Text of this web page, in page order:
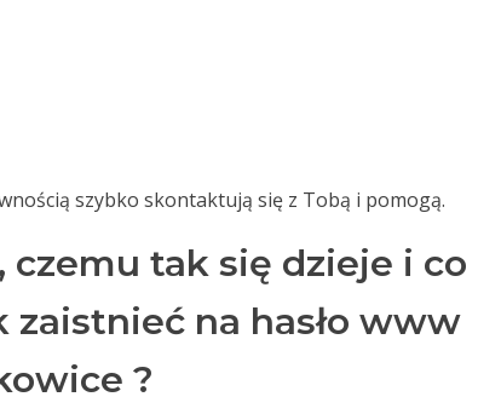
szybko skontaktują się z Tobą i pomogą.
tak się dzieje i co
zaistnieć na hasło www
?